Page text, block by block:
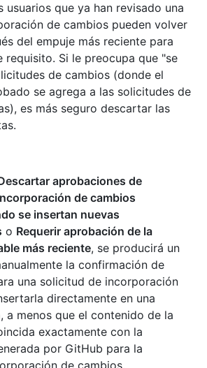
usuarios que ya han revisado una
de cambios pueden volver
del empuje más reciente para
requisito. Si le preocupa que "se
de cambios (donde el
se agrega a las solicitudes de
es más seguro descartar las
aprobaciones de
de cambios
se insertan nuevas
o Requerir aprobación de la
más reciente, se producirá un
la confirmación de
una solicitud de incorporación
directamente en una
a menos que el contenido de la
exactamente con la
por GitHub para la